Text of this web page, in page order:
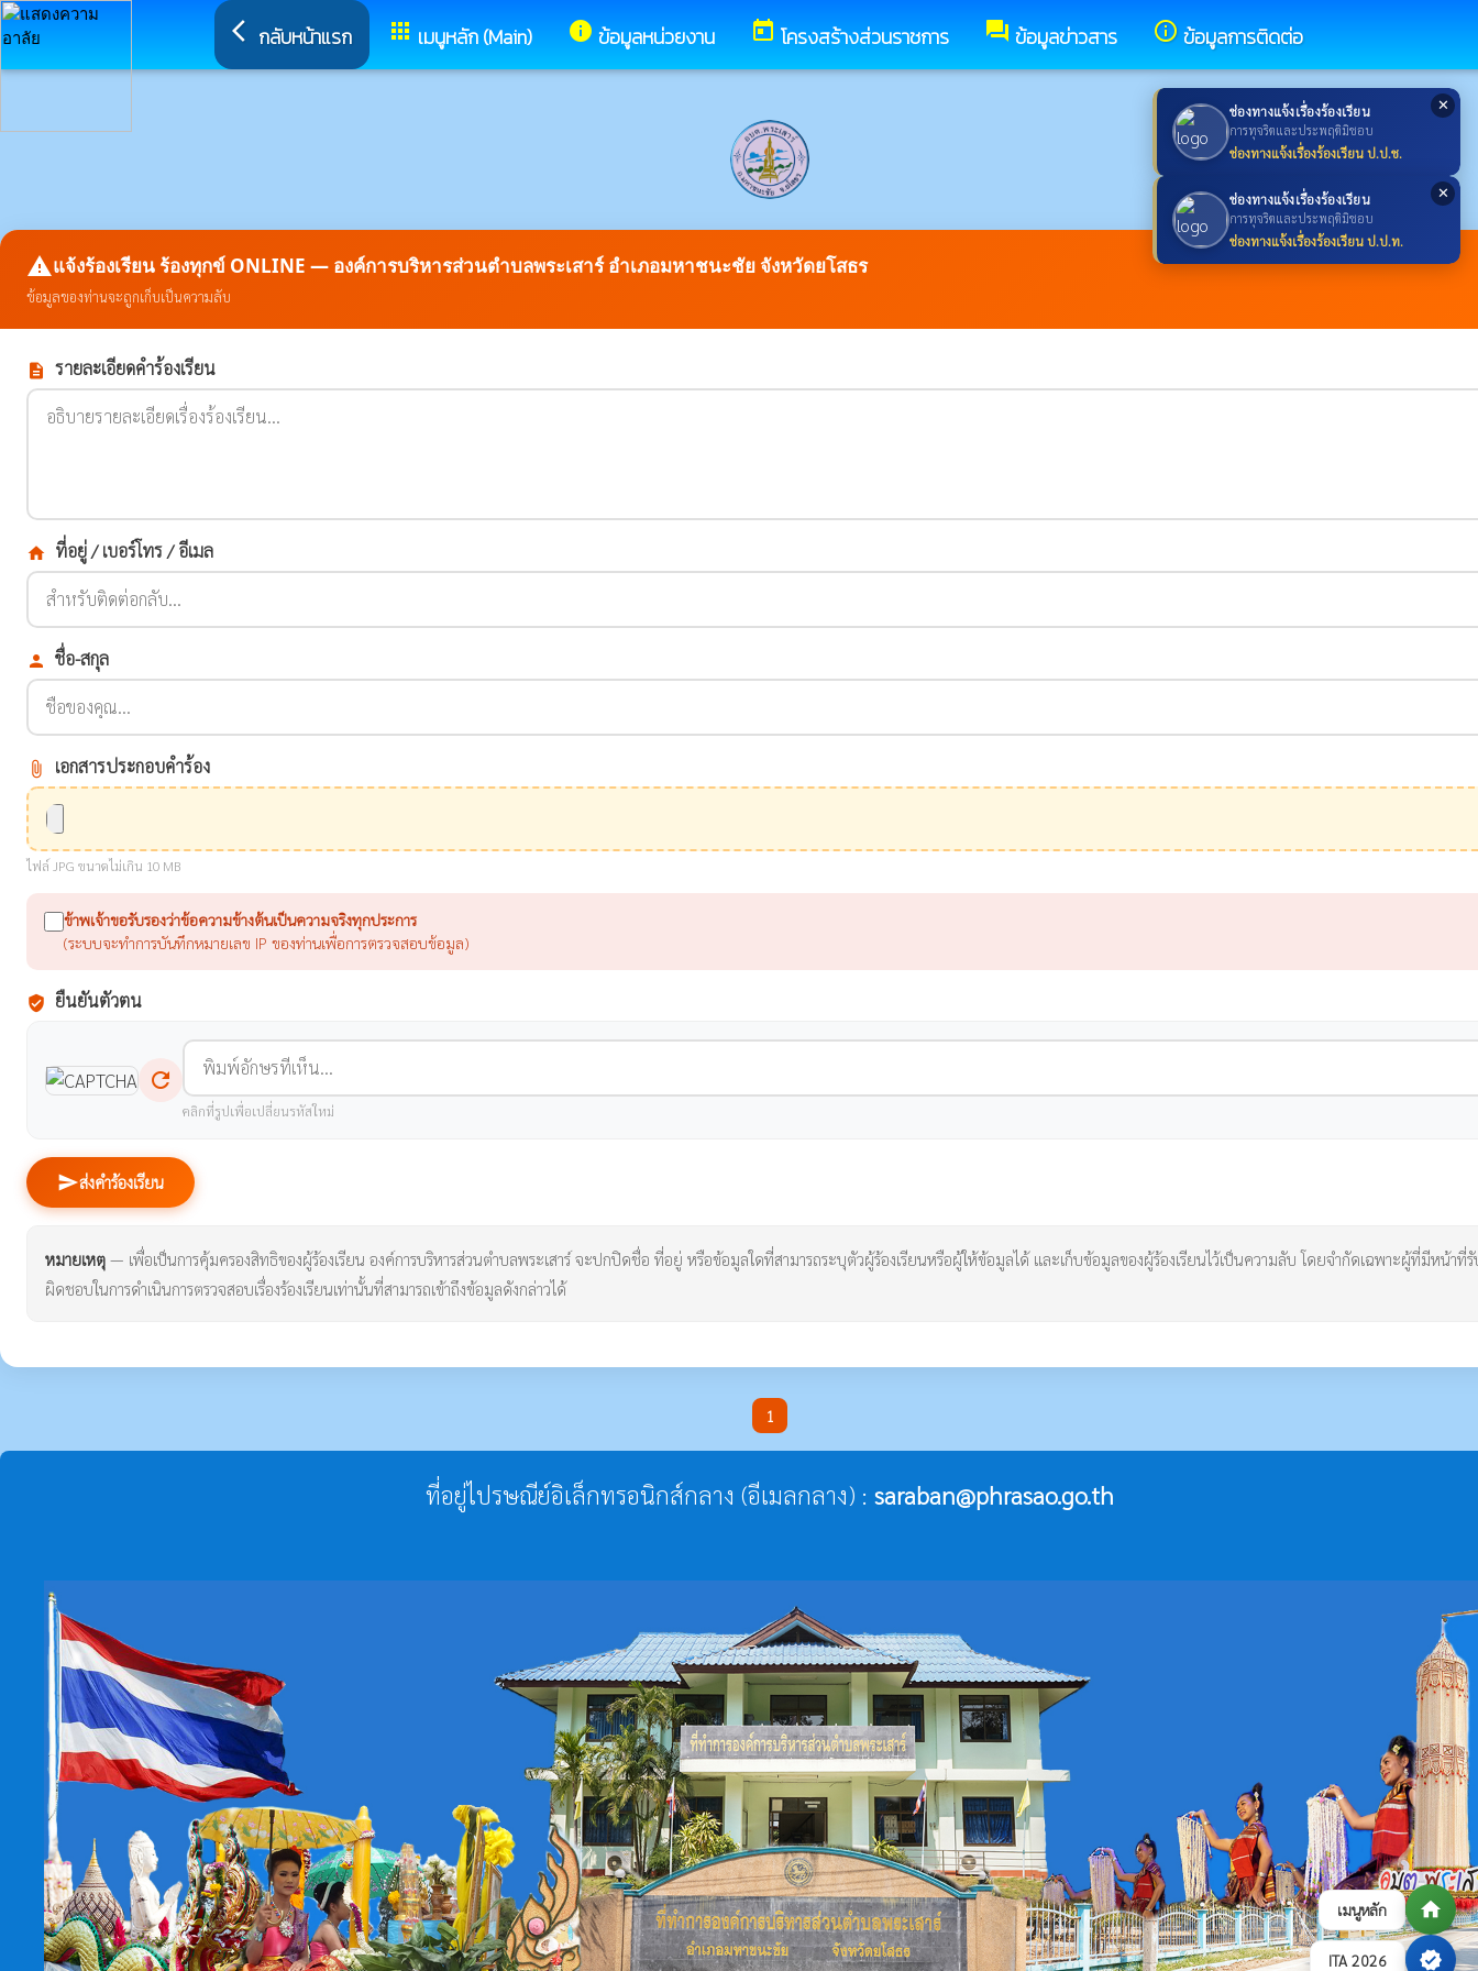
เมนูหลัก home
ITA 2026 verified
✕
ช่องทางแจ้งเรื่องร้องเรียน
การทุจริตและประพฤติมิชอบ
ช่องทางแจ้งเรื่องร้องเรียน ป.ป.ช.
✕
ช่องทางแจ้งเรื่องร้องเรียน
การทุจริตและประพฤติมิชอบ
ช่องทางแจ้งเรื่องร้องเรียน ป.ป.ท.
arrow_back_ios กลับหน้าแรก apps เมนูหลัก (Main) info ข้อมูลหน่วยงาน today โครงสร้างส่วนราชการ forum ข้อมูลข่าวสาร info_outline ข้อมูลการติดต่อ
report_problemแจ้งร้องเรียน ร้องทุกข์ ONLINE — องค์การบริหารส่วนตำบลพระเสาร์ อำเภอมหาชนะชัย จังหวัดยโสธร
ข้อมูลของท่านจะถูกเก็บเป็นความลับ
description รายละเอียดคำร้องเรียน
home ที่อยู่ / เบอร์โทร / อีเมล
person ชื่อ-สกุล
attach_file เอกสารประกอบคำร้อง
ไฟล์ JPG ขนาดไม่เกิน 10 MB
ข้าพเจ้าขอรับรองว่าข้อความข้างต้นเป็นความจริงทุกประการ
(ระบบจะทำการบันทึกหมายเลข IP ของท่านเพื่อการตรวจสอบข้อมูล)
verified_user ยืนยันตัวตน
refresh
คลิกที่รูปเพื่อเปลี่ยนรหัสใหม่
sendส่งคำร้องเรียน
หมายเหตุ — เพื่อเป็นการคุ้มครองสิทธิของผู้ร้องเรียน องค์การบริหารส่วนตำบลพระเสาร์ จะปกปิดชื่อ ที่อยู่ หรือข้อมูลใดที่สามารถระบุตัวผู้ร้องเรียนหรือผู้ให้ข้อมูลได้ และเก็บข้อมูลของผู้ร้องเรียนไว้เป็นความลับ โดยจำกัดเฉพาะผู้ที่มีหน้าที่
ผิดชอบในการดำเนินการตรวจสอบเรื่องร้องเรียนเท่านั้นที่สามารถเข้าถึงข้อมูลดังกล่าวได้
1
ที่อยู่ไปรษณีย์อิเล็กทรอนิกส์กลาง (อีเมลกลาง) : saraban@phrasao.go.th